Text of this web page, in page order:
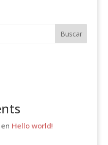
Buscar
Hello world!